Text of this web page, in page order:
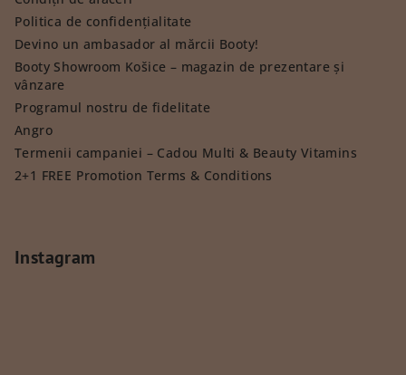
Politica de confidențialitate
Devino un ambasador al mărcii Booty!
Booty Showroom Košice – magazin de prezentare și
vânzare
Programul nostru de fidelitate
Angro
Termenii campaniei – Cadou Multi & Beauty Vitamins
2+1 FREE Promotion Terms & Conditions
Instagram